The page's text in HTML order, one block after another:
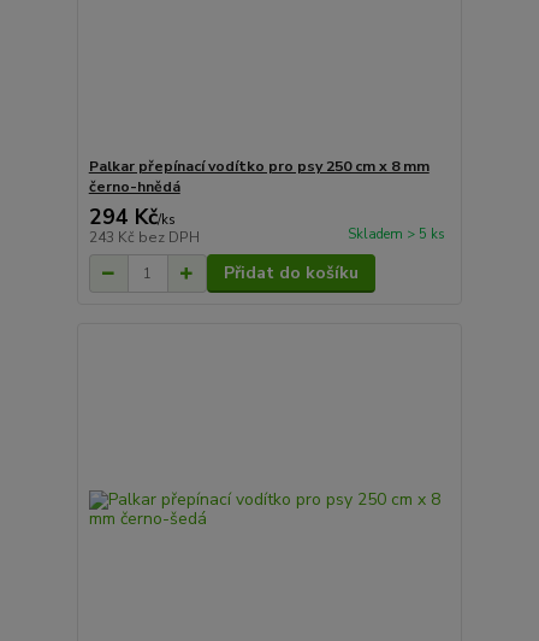
Palkar přepínací vodítko pro psy 250 cm x 8 mm
černo-hnědá
294 Kč/ks
243 Kč bez DPH Skladem > 5 ks
Přidat do košíku